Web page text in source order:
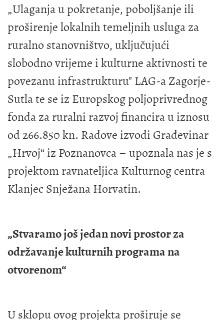
„Ulaganja u pokretanje, poboljšanje ili
proširenje lokalnih temeljnih usluga za
ruralno stanovništvo, uključujući
slobodno vrijeme i kulturne aktivnosti te
povezanu infrastrukturu" LAG-a Zagorje-
Sutla te se iz Europskog poljoprivrednog
fonda za ruralni razvoj financira u iznosu
od 266.850 kn. Radove izvodi Građevinar
„Hrvoj“ iz Poznanovca – upoznala nas je s
projektom ravnateljica Kulturnog centra
Klanjec Snježana Horvatin.
„Stvaramo još jedan novi prostor za
održavanje kulturnih programa na
otvorenom“
U sklopu ovog projekta proširuje se